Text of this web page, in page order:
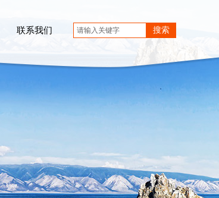
搜索
联系我们